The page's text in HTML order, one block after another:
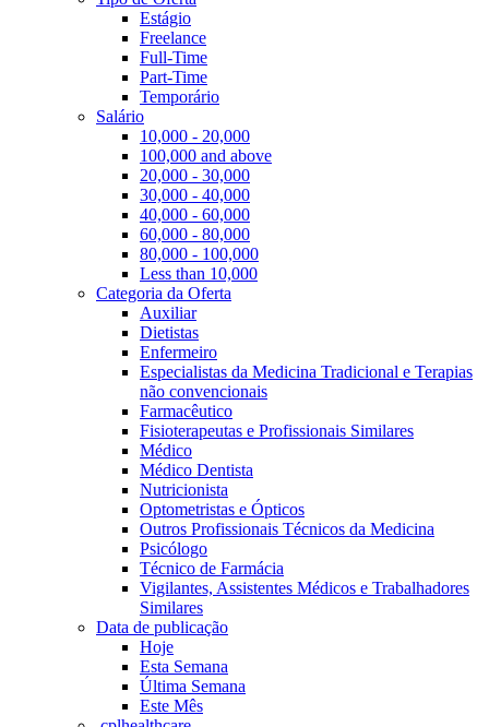
Estágio
Freelance
Full-Time
Part-Time
Temporário
Salário
10,000 - 20,000
100,000 and above
20,000 - 30,000
30,000 - 40,000
40,000 - 60,000
60,000 - 80,000
80,000 - 100,000
Less than 10,000
Categoria da Oferta
Auxiliar
Dietistas
Enfermeiro
Especialistas da Medicina Tradicional e Terapias
não convencionais
Farmacêutico
Fisioterapeutas e Profissionais Similares
Médico
Médico Dentista
Nutricionista
Optometristas e Ópticos
Outros Profissionais Técnicos da Medicina
Psicólogo
Técnico de Farmácia
Vigilantes, Assistentes Médicos e Trabalhadores
Similares
Data de publicação
Hoje
Esta Semana
Última Semana
Este Mês